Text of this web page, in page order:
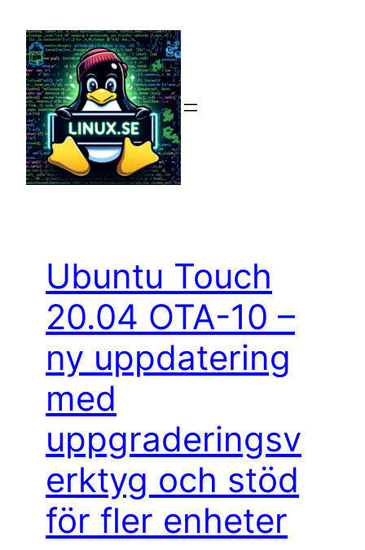
innehåll
Ubuntu Touch
20.04 OTA-10 –
ny uppdatering
med
uppgraderingsv
erktyg och stöd
för fler enheter